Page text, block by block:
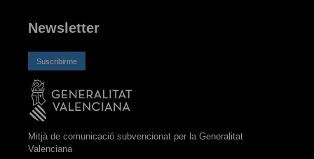
Newsletter
Suscribirme
Mitjà de comunicació subvencionat per la Generalitat
Valenciana